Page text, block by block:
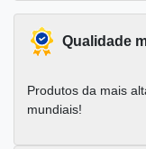
Qualidade
Produtos da mais
mundiais!